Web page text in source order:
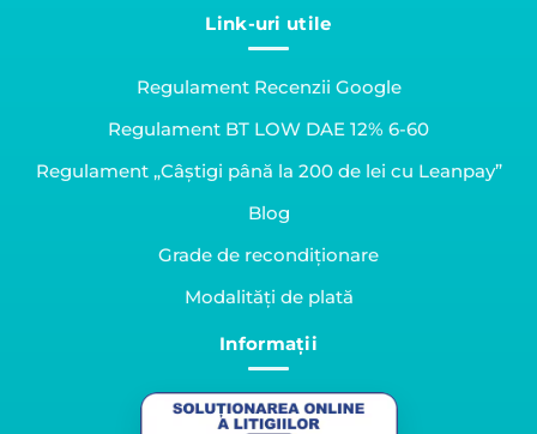
Link-uri utile
Regulament Recenzii Google
Regulament BT LOW DAE 12% 6-60
Regulament „Câștigi până la 200 de lei cu Leanpay”
Blog
Grade de recondiționare
Modalități de plată
Informații